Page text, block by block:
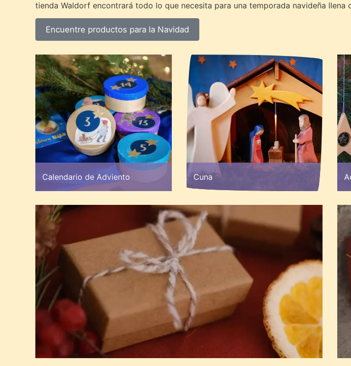
tienda Waldorf encontrará todo lo que necesita para una temporada navideña llena
Encuentre productos para la Navidad
Calendario de Adviento Cuna